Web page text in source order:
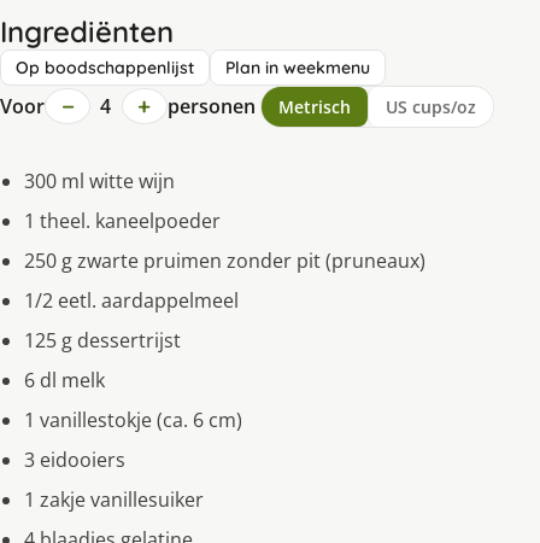
Ingrediënten
Op boodschappenlijst Plan in weekmenu
Voor − 4 + personen Metrisch US cups/oz
300 ml witte wijn
1 theel. kaneelpoeder
250 g zwarte pruimen zonder pit (pruneaux)
1/2 eetl. aardappelmeel
125 g dessertrijst
6 dl melk
1 vanillestokje (ca. 6 cm)
3 eidooiers
1 zakje vanillesuiker